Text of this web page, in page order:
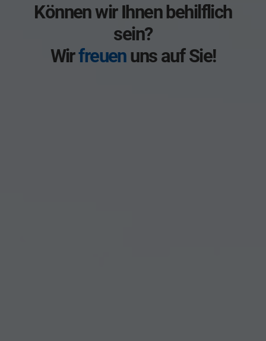
Können wir Ihnen behilflich
sein?
Wirfreuenuns auf Sie!